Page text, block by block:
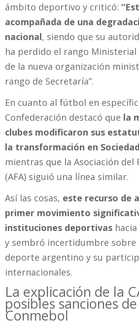
ámbito deportivo y criticó:
acompañada de una
nacional, siendo que su
ha perdido el rango
de la nueva organización
rango de Secretaría”.
En cuanto al fútbol en
Confederación destacó que la
clubes modificaron sus
la transformación en
mientras que la Asociación
(AFA) siguió una línea similar.
Así las cosas, este recurso de
primer movimiento
instituciones deportivas
y sembró incertidumbre
deporte argentino y su
internacionales.
La explicación de la
posibles sanciones de
Conmebol